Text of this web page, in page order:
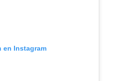
en Instagram